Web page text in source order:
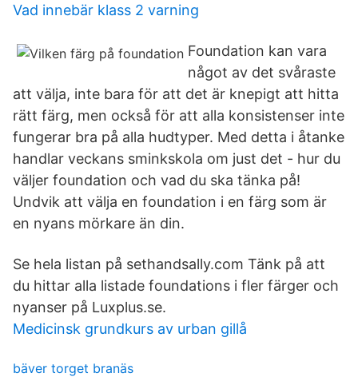
Vad innebär klass 2 varning
Foundation kan vara
något av det svåraste
att välja, inte bara för att det är knepigt att hitta
rätt färg, men också för att alla konsistenser inte
fungerar bra på alla hudtyper. Med detta i åtanke
handlar veckans sminkskola om just det - hur du
väljer foundation och vad du ska tänka på!
Undvik att välja en foundation i en färg som är
en nyans mörkare än din.
Se hela listan på sethandsally.com Tänk på att
du hittar alla listade foundations i fler färger och
nyanser på Luxplus.se.
Medicinsk grundkurs av urban gillå
bäver torget branäs